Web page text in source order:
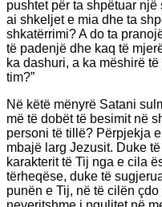
pushtet për ta shpëtuar një
ai shkeljet e mia dhe ta
shkatërrimi? A do ta
të padenjë dhe kaq të
ka dashuri, a ka mëshirë
tim?”
Në këtë mënyrë Satani
më të dobët të besimit në
personi të tillë? Përpjekja
mbajë larg Jezusit. Duke
karakterit të Tij nga e cila
tërheqëse, duke të
punën e Tij, në të cilën